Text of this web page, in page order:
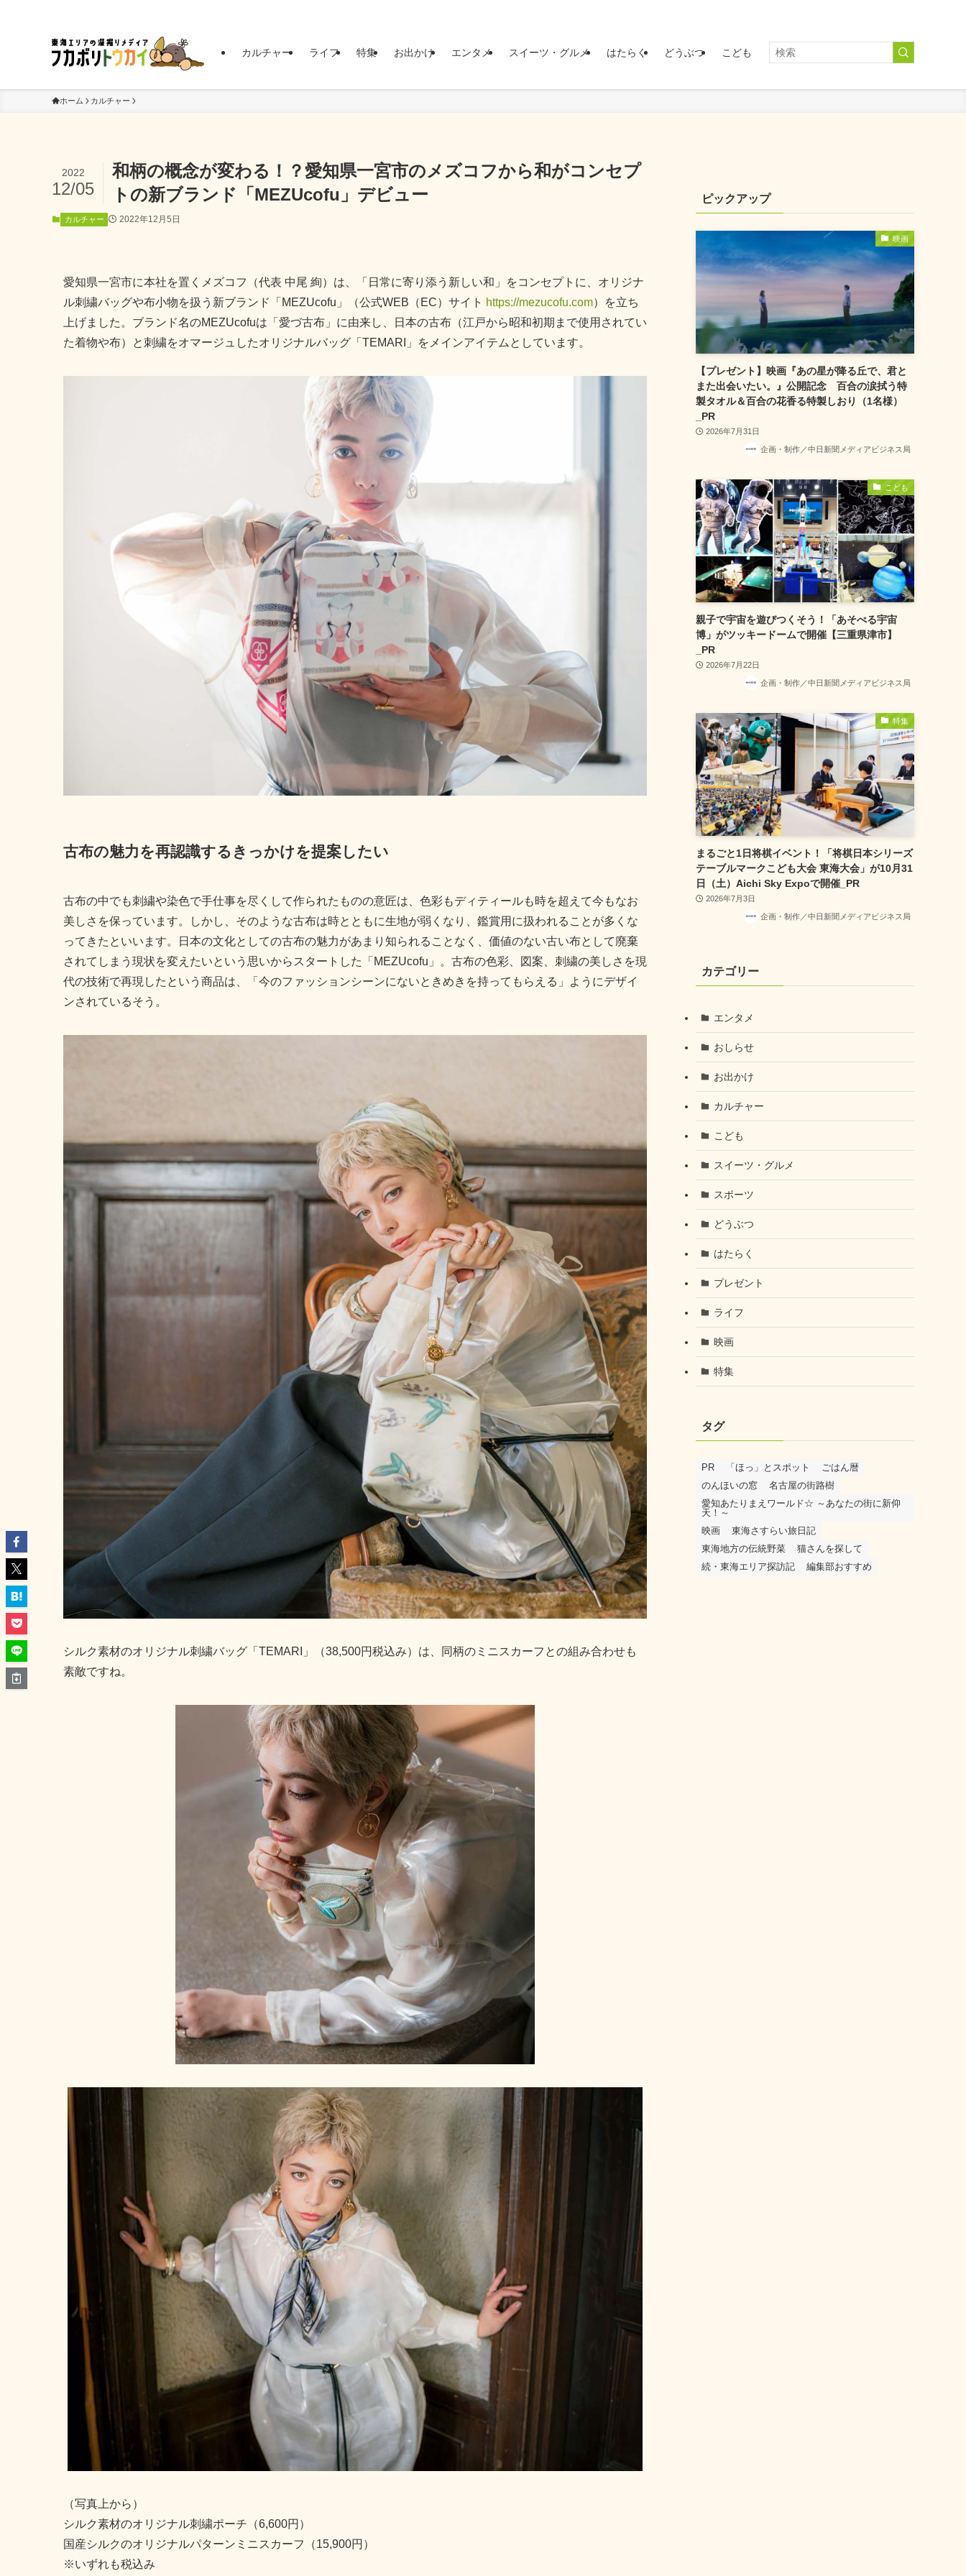
カルチャー ライフ 特集 お出かけ エンタメ スイーツ・グルメ はたらく どうぶつ こども
ホーム カルチャー
和柄の概念が変わる！？愛知県一宮市のメズコフから和がコンセプ
トの新ブランド「MEZUcofu」デビュー
2022
12/05
カルチャー 2022年12月5日
愛知県一宮市に本社を置くメズコフ（代表 中尾 絢）は、「日常に寄り添う新しい和」をコンセプトに、オリジナ
ル刺繍バッグや布小物を扱う新ブランド「MEZUcofu」（公式WEB（EC）サイト https://mezucofu.com）を立ち
上げました。ブランド名のMEZUcofuは「愛づ古布」に由来し、日本の古布（江戸から昭和初期まで使用されてい
た着物や布）と刺繍をオマージュしたオリジナルバッグ「TEMARI」をメインアイテムとしています。
古布の魅力を再認識するきっかけを提案したい
古布の中でも刺繍や染色で手仕事を尽くして作られたものの意匠は、色彩もディティールも時を超えて今もなお
美しさを保っています。しかし、そのような古布は時とともに生地が弱くなり、鑑賞用に扱われることが多くな
ってきたといいます。日本の文化としての古布の魅力があまり知られることなく、価値のない古い布として廃棄
されてしまう現状を変えたいという思いからスタートした「MEZUcofu」。古布の色彩、図案、刺繍の美しさを現
代の技術で再現したという商品は、「今のファッションシーンにないときめきを持ってもらえる」ようにデザイ
ンされているそう。
シルク素材のオリジナル刺繍バッグ「TEMARI」（38,500円税込み）は、同柄のミニスカーフとの組み合わせも
素敵ですね。
（写真上から）
シルク素材のオリジナル刺繍ポーチ（6,600円）
国産シルクのオリジナルパターンミニスカーフ（15,900円）
※いずれも税込み
ピックアップ
映画
【プレゼント】映画『あの星が降る丘で、君と
また出会いたい。』公開記念 百合の涙拭う特
製タオル＆百合の花香る特製しおり（1名様）
_PR
2026年7月31日
企画・制作／中日新聞メディアビジネス局
こども
親子で宇宙を遊びつくそう！「あそべる宇宙
博」がツッキードームで開催【三重県津市】
_PR
2026年7月22日
企画・制作／中日新聞メディアビジネス局
特集
まるごと1日将棋イベント！「将棋日本シリーズ
テーブルマークこども大会 東海大会」が10月31
日（土）Aichi Sky Expoで開催_PR
2026年7月3日
企画・制作／中日新聞メディアビジネス局
カテゴリー
エンタメ
おしらせ
お出かけ
カルチャー
こども
スイーツ・グルメ
スポーツ
どうぶつ
はたらく
プレゼント
ライフ
映画
特集
タグ
PR 「ほっ」とスポット
ごはん暦
のんほいの窓
名古屋の街路樹
愛知あたりまえワールド☆ ～あなたの街に新仰
天！～
映画
東海さすらい旅日記
東海地方の伝統野菜
猫さんを探して
続・東海エリア探訪記
編集部おすすめ